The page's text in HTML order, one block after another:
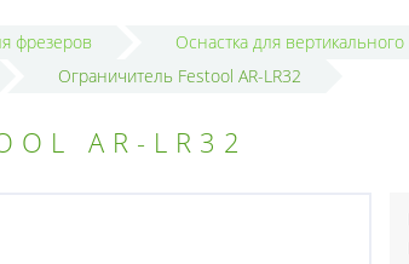
фрезеров
Оснастка для
Ограничитель Festool AR-LR32
AR-LR32